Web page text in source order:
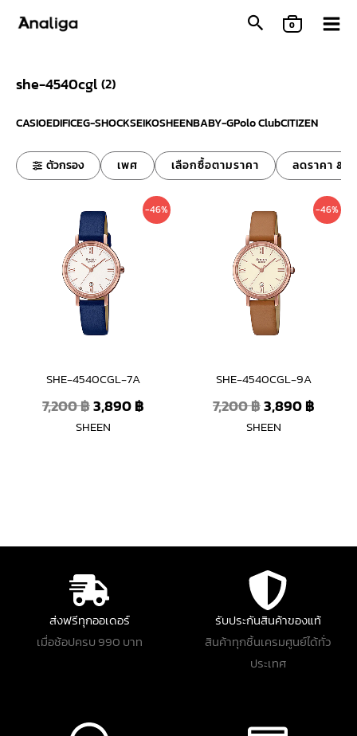
0
she-4540cgl (2)
CASIOEDIFICEG-SHOCKSEIKOSHEENBABY-GPolo ClubCITIZEN
ตัวกรอง เพศ เลือกซื้อตามราคา ลดราคา &
-46%
SHE-4540CGL-7A
7,200฿
Original
price
was:
7,200 ฿.
3,890฿
Current
price
SHEEN
-46%
SHE-4540CGL-9A
7,200฿
Original
price
was:
7,200 ฿.
3,890฿
price
SHEEN
ส่งฟรีทุกออเดอร์
เมื่อช้อปครบ 990 บาท
รับประกันสินค้าของแท้
สินค้าทุกชิ้นเครมศูนย์ได้ทั่ว
ประเทศ